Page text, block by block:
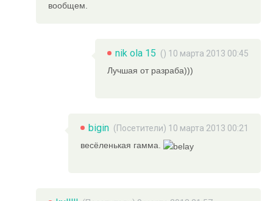
вообщем.
nik ola 15 () 10 марта 2013 00:45
Лучшая от разраба)))
bigin (Посетители) 10 марта 2013 00:21
весёленькая гамма.